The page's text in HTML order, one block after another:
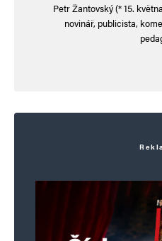
Alternative:
Petr Žantovský (* 15.
novinář, publicista,